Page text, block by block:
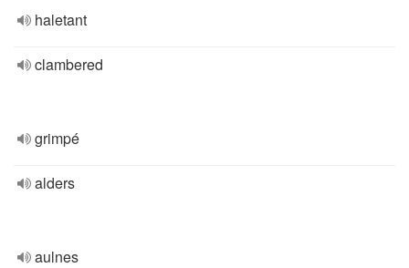
haletant
clambered
grimpé
alders
aulnes